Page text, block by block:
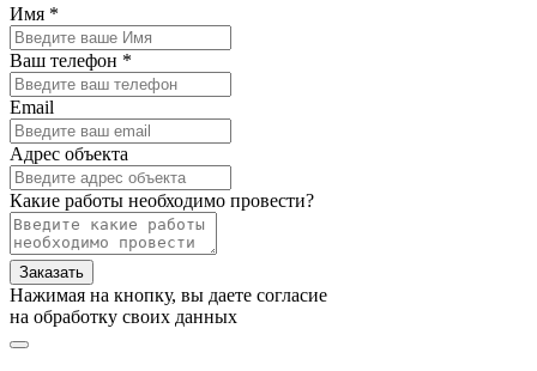
Имя *
Ваш телефон *
Email
Адрес объекта
Какие работы необходимо провести?
Заказать
Нажимая на кнопку, вы даете согласие
на обработку своих данных